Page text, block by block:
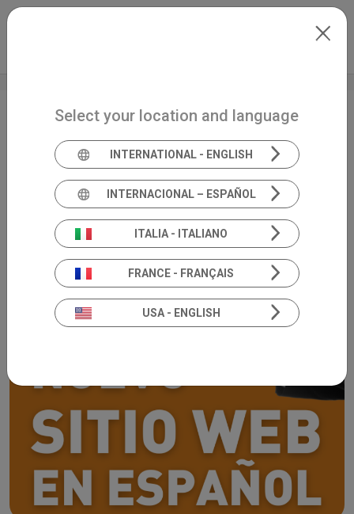
Skip to main content
Inventis amplía sus
horizontes: ¡nuestro
sitio web ahora
también está
disponible en español!
Select your location and language
INTERNATIONAL - ENGLISH
INTERNACIONAL – ESPAÑOL
ITALIA - ITALIANO
FRANCE - FRANÇAIS
USA - ENGLISH